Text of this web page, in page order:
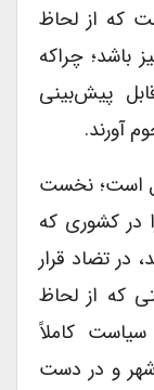
که از لحاظ
چراکه
پیش‌بینی
است؛ نخست
در کشوری که
تضاد قرار
از لحاظ
کاملاً
و در دست